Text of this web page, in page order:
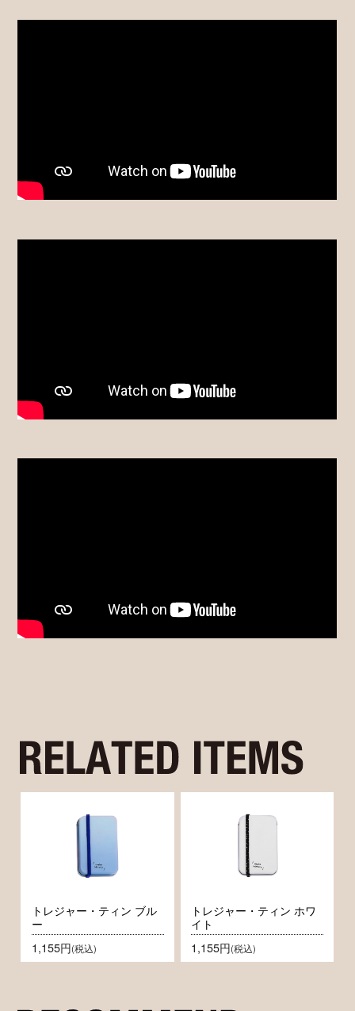
トレジャー・ティン ブル
ー
1,155円(税込)
トレジャー・ティン ホワ
イト
1,155円(税込)